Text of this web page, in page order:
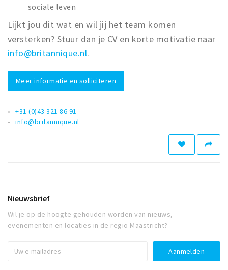
sociale leven
Lijkt jou dit wat en wil jij het team komen
versterken? Stuur dan je CV en korte motivatie naar
info@britannique.nl.
Meer informatie en solliciteren
+31 (0)43 321 86 91
info@britannique.nl
Nieuwsbrief
Wil je op de hoogte gehouden worden van nieuws,
evenementen en locaties in de regio Maastricht?